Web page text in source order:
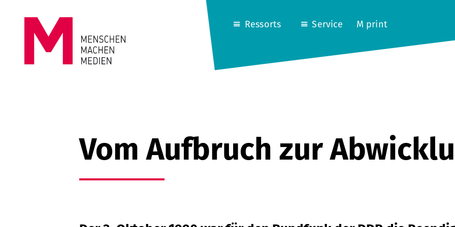
MEDIEN
Ressorts Service M print
Vom Aufbruch zur